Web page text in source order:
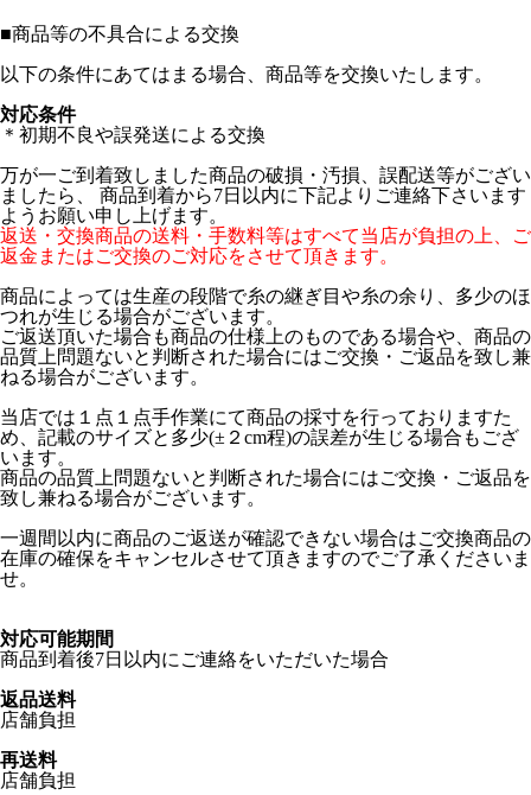
■商品等の不具合による交換
以下の条件にあてはまる場合、商品等を交換いたします。
対応条件
＊初期不良や誤発送による交換
万が一ご到着致しました商品の破損・汚損、誤配送等がござい
ましたら、 商品到着から7日以内に下記よりご連絡下さいます
ようお願い申し上げます。
返送・交換商品の送料・手数料等はすべて当店が負担の上、ご
返金またはご交換のご対応をさせて頂きます。
商品によっては生産の段階で糸の継ぎ目や糸の余り、多少のほ
つれが生じる場合がございます。
ご返送頂いた場合も商品の仕様上のものである場合や、商品の
品質上問題ないと判断された場合にはご交換・ご返品を致し兼
ねる場合がございます。
当店では１点１点手作業にて商品の採寸を行っておりますた
め、記載のサイズと多少(±２cm程)の誤差が生じる場合もござ
います。
商品の品質上問題ないと判断された場合にはご交換・ご返品を
致し兼ねる場合がございます。
一週間以内に商品のご返送が確認できない場合はご交換商品の
在庫の確保をキャンセルさせて頂きますのでご了承くださいま
せ。
対応可能期間
商品到着後7日以内にご連絡をいただいた場合
返品送料
店舗負担
再送料
店舗負担